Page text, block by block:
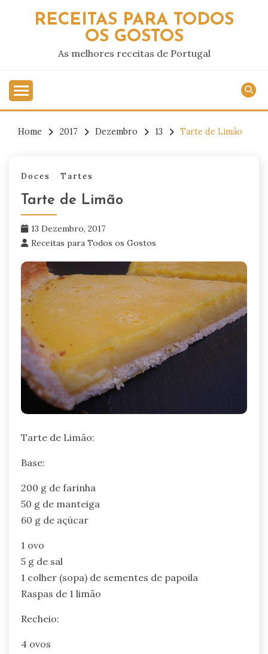
RECEITAS PARA TODOS
OS GOSTOS
As melhores receitas de Portugal
Home 2017 Dezembro 13 Tarte de Limão
Doces Tartes
Tarte de Limão
13 Dezembro, 2017
Receitas para Todos os Gostos
Tarte de Limão:
Base:
200 g de farinha
50 g de manteiga
60 g de açúcar
1 ovo
5 g de sal
1 colher (sopa) de sementes de papoila
Raspas de 1 limão
Recheio:
4 ovos